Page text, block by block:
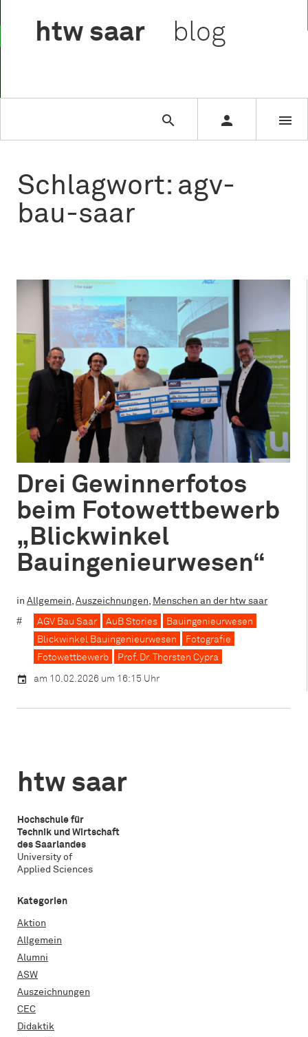
htw saar blog
  
Schlagwort: agv-
bau-saar
Drei Gewinnerfotos
beim Fotowettbewerb
„Blickwinkel
Bauingenieurwesen“
in Allgemein, Auszeichnungen, Menschen an der htw saar
AGV Bau Saar AuB Stories
Bauingenieurwesen
Blickwinkel Bauingenieurwesen
Fotografie
Fotowettbewerb
Prof. Dr. Thorsten Cypra
am 10.02.2026 um 16:15 Uhr
htw saar
Hochschule für
Technik und Wirtschaft
des Saarlandes
University of
Applied Sciences
Kategorien
Aktion
Allgemein
Alumni
ASW
Auszeichnungen
CEC
Didaktik